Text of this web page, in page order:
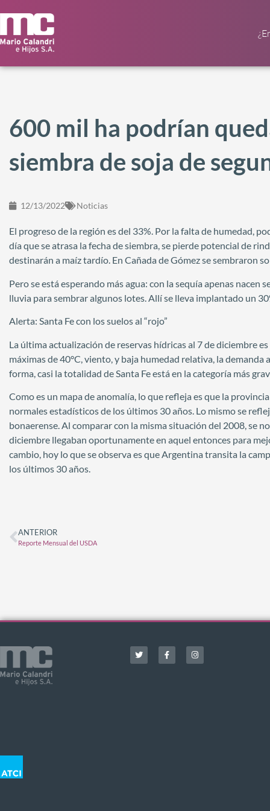
600 mil ha podrían
siembra de soja de
12/13/2022 Noticias
El progreso de la región es del 33%. Por la falta de humedad,
día que se atrasa la fecha de siembra, se pierde potencial de
destinarán a maíz tardío. En Cañada de Gómez se sembraron
Pero se está esperando más agua: con la sequía apenas nacen
lluvia para sembrar algunos lotes. Allí se lleva implantado un
Alerta: Santa Fe con los suelos al “rojo”
La última actualización de reservas hídricas al 7 de diciembre
máximas de 40°C, viento, y baja humedad relativa, la
forma, casi la totalidad de Santa Fe está en la categoría más
Como es un mapa de anomalía, lo que refleja es que la
normales estadísticos de los últimos 30 años. Lo mismo se
bonaerense. Al comparar con la misma situación del 2008, se
diciembre llegaban oportunamente en aquel entonces para
cambio, hoy lo que se observa es que Argentina transita la
los últimos 30 años.
ANTERIOR
Reporte Mensual del USDA